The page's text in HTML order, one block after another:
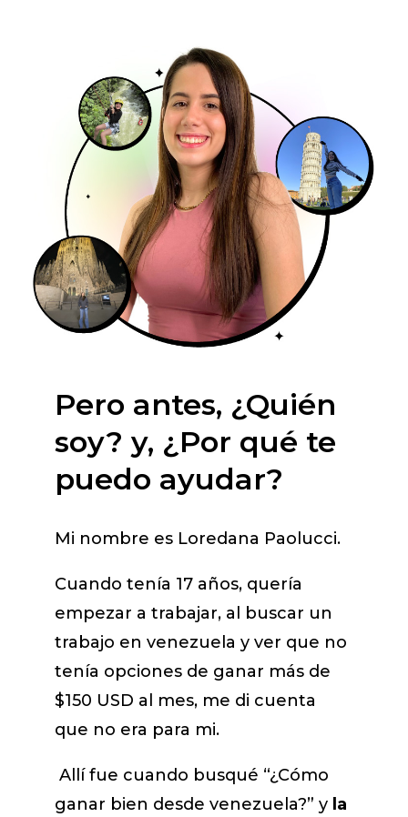
Pero antes, ¿Quién
soy? y, ¿Por qué te
puedo ayudar?
Mi nombre es Loredana Paolucci.
Cuando tenía 17 años, quería
empezar a trabajar, al buscar un
trabajo en venezuela y ver que no
tenía opciones de ganar más de
$150 USD al mes, me di cuenta
que no era para mi.
Allí fue cuando busqué “¿Cómo
ganar bien desde venezuela?” y la